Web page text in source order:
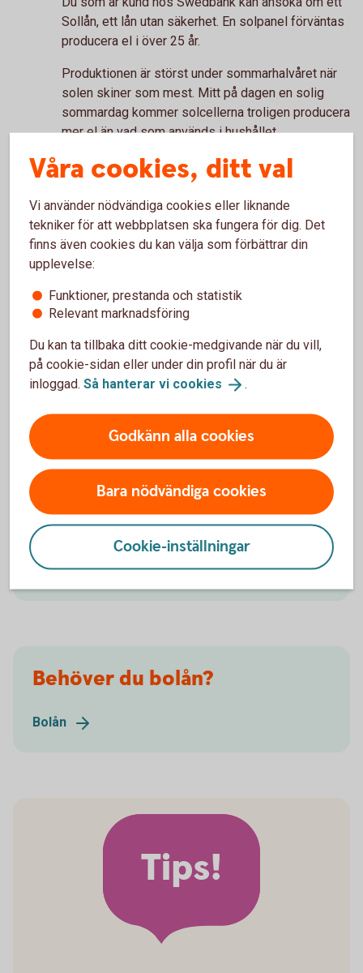
Sollån, ett lån utan säkerhet. En solpanel förväntas
producera el i över 25 år.
Produktionen är störst under sommarhalvåret när
solen skiner som mest. Mitt på dagen en solig
sommardag kommer solcellerna troligen producera
mer el än vad som används i hushållet.
Gör en energikoll
Höga elpriser kan sätta spår i plånboken. Få koll på
energiförbrukningen och tips på energismarta
åtgärder som kan sänka dina elkostnader.
Energibesparande åtgärder
Ta hjälp av ett Energilån när du ska renovera för att
sänka din elförbrukning. Om du ska skaffa solceller
så erbjuder vi Sollån.
Sollån
Behöver du bolån?
Bolån
Tips!
Våra cookies, ditt val
Vi använder nödvändiga cookies eller liknande
tekniker för att webbplatsen ska fungera för dig. Det
finns även cookies du kan välja som förbättrar din
upplevelse:
Funktioner, prestanda och statistik
Relevant marknadsföring
Du kan ta tillbaka ditt cookie-medgivande när du vill,
på cookie-sidan eller under din profil när du är
inloggad. Så hanterar vi cookies .
Godkänn alla cookies
Bara nödvändiga cookies
Cookie-inställningar